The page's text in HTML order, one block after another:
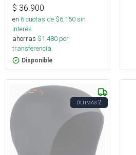
$ 36.900
en 6cuotas de $6.150sin
interés
ahorras $1.480 por
transferencia.
Disponible
ÚLTIMAS2